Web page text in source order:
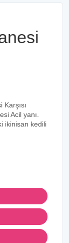
Acil yanı.
ikinisan kedili